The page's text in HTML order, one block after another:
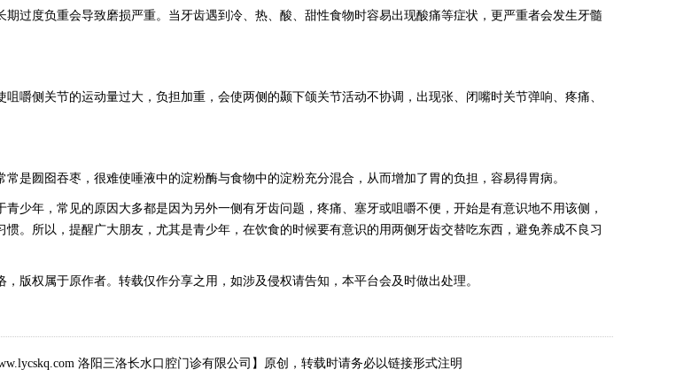
度负重会导致磨损严重。当牙齿遇到冷、热、酸、甜性食物时容易出现酸痛等症状，更严重者会发生牙髓
侧关节的运动量过大，负担加重，会使两侧的颞下颌关节活动不协调，出现张、闭嘴时关节弹响、疼痛、
囫囵吞枣，很难使唾液中的淀粉酶与食物中的淀粉充分混合，从而增加了胃的负担，容易得胃病。
年，常见的原因大多都是因为另外一侧有牙齿问题，疼痛、塞牙或咀嚼不便，开始是有意识地不用该侧，
惯。所以，提醒广大朋友，尤其是青少年，在饮食的时候要有意识的用两侧牙齿交替吃东西，避免养成不良习
权属于原作者。转载仅作分享之用，如涉及侵权请告知，本平台会及时做出处理。
洛阳三洛长水口腔门诊有限公司】原创，转载时请务必以链接形式注明